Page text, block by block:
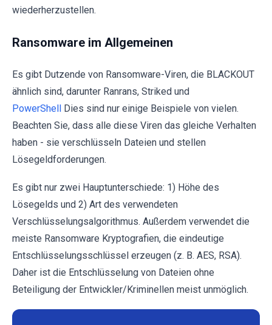
wiederherzustellen.
Ransomware im Allgemeinen
Es gibt Dutzende von Ransomware-Viren, die BLACKOUT
ähnlich sind, darunter Ranrans, Striked und
PowerShell Dies sind nur einige Beispiele von vielen.
Beachten Sie, dass alle diese Viren das gleiche Verhalten
haben - sie verschlüsseln Dateien und stellen
Lösegeldforderungen.
Es gibt nur zwei Hauptunterschiede: 1) Höhe des
Lösegelds und 2) Art des verwendeten
Verschlüsselungsalgorithmus. Außerdem verwendet die
meiste Ransomware Kryptografien, die eindeutige
Entschlüsselungsschlüssel erzeugen (z. B. AES, RSA).
Daher ist die Entschlüsselung von Dateien ohne
Beteiligung der Entwickler/Kriminellen meist unmöglich.